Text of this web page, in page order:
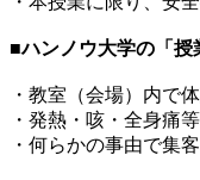
■ハンノウ大学の「
・教室（会場）内で
・発熱・咳・全身痛
・何らかの事由で集